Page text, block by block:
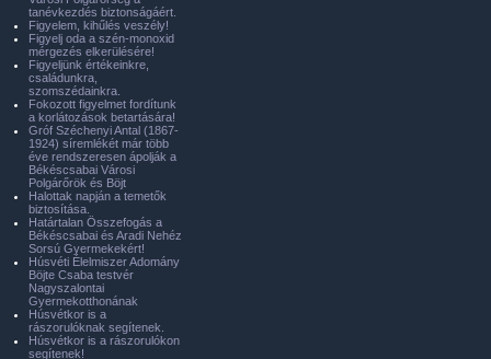
tanévkezdés biztonságáért.
Figyelem, kihűlés veszély!
Figyelj oda a szén-monoxid
mérgezés elkerülésére!
Figyeljünk értékeinkre,
családunkra,
szomszédainkra.
Fokozott figyelmet fordítunk
a korlátozások betartására!
Gróf Széchenyi Antal (1867-
1924) síremlékét már több
éve rendszeresen ápolják a
Békéscsabai Városi
Polgárőrök és Böjt
Halottak napján a temetők
biztosítása.
Határtalan Összefogás a
Békéscsabai és Aradi Nehéz
Sorsú Gyermekekért!
Húsvéti Élelmiszer Adomány
Böjte Csaba testvér
Nagyszalontai
Gyermekotthonának
Húsvétkor is a
rászorulóknak segítenek.
Húsvétkor is a rászorulókon
segítenek!